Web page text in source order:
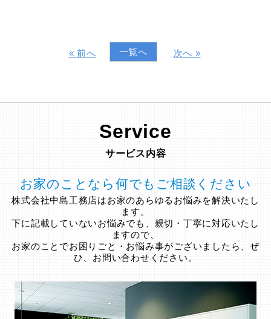
« 前へ 一覧へ 次へ »
Service
サービス内容
お家のことなら何でもご相談ください
株式会社中島工務店はお家のあらゆるお悩みを解決いたし
ます。
下に記載していないお悩みでも、親切・丁寧に対応いたし
ますので、
お家のことでお困りごと・お悩み事がございましたら、ぜ
ひ、お問い合わせください。